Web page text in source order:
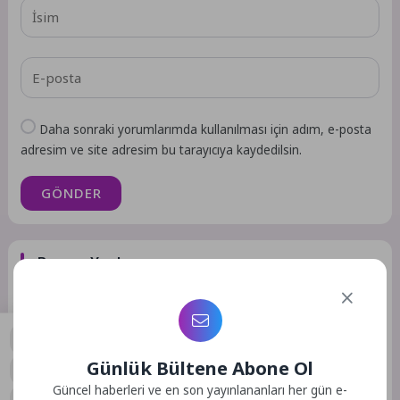
Daha sonraki yorumlarımda kullanılması için adım, e-posta
adresim ve site adresim bu tarayıcıya kaydedilsin.
GÖNDER
Benzer Yazılar
3 Ay Önce 27 9 Ay Önce 39
Günlük Bültene Abone Ol
Güncel haberleri ve en son yayınlananları her gün e-